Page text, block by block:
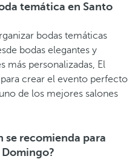
temática en Santo
bodas temáticas
bodas elegantes y
más personalizadas, El
crear el evento perfecto
de los mejores salones
se recomienda para